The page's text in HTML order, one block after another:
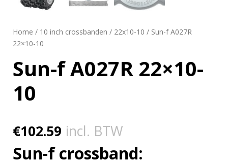
Home / 10 inch crossbanden / 22x10-10 / Sun-f A027R
22×10-10
Sun-f A027R 22×10-
10
€102.59 incl. BTW
Sun-f crossband: